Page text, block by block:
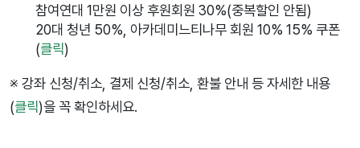
참여연대 1만원 이상 후원회원 30%(중복할인 안됨)
20대 청년 50%, 아카데미느티나무 회원 10% 15% 쿠폰
(클릭)
※ 강좌 신청/취소, 결제 신청/취소, 환불 안내 등 자세한 내용
(클릭)을 꼭 확인하세요.